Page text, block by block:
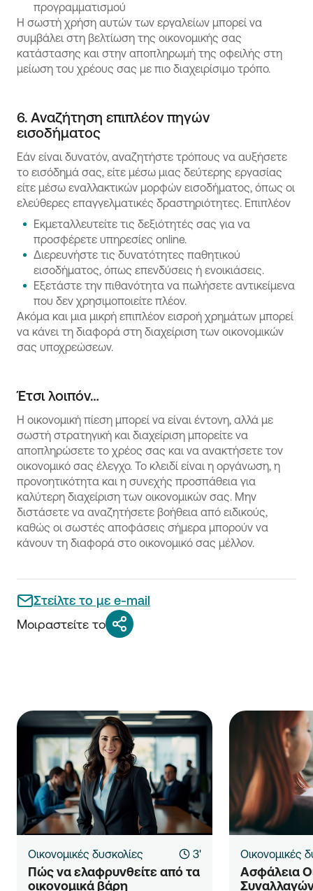
προγραμματισμού
Η σωστή χρήση αυτών των εργαλείων μπορεί να
συμβάλει στη βελτίωση της οικονομικής σας
κατάστασης και στην αποπληρωμή της οφειλής στη
μείωση του χρέους σας με πιο διαχειρίσιμο τρόπο.
6. Αναζήτηση επιπλέον πηγών
εισοδήματος
Εάν είναι δυνατόν, αναζητήστε τρόπους να αυξήσετε
το εισόδημά σας, είτε μέσω μιας δεύτερης εργασίας
είτε μέσω εναλλακτικών μορφών εισοδήματος, όπως οι
ελεύθερες επαγγελματικές δραστηριότητες. Επιπλέον
Εκμεταλλευτείτε τις δεξιότητές σας για να
προσφέρετε υπηρεσίες online.
Διερευνήστε τις δυνατότητες παθητικού
εισοδήματος, όπως επενδύσεις ή ενοικιάσεις.
Εξετάστε την πιθανότητα να πωλήσετε αντικείμενα
που δεν χρησιμοποιείτε πλέον.
Ακόμα και μια μικρή επιπλέον εισροή χρημάτων μπορεί
να κάνει τη διαφορά στη διαχείριση των οικονομικών
σας υποχρεώσεων.
Έτσι λοιπόν…
Η οικονομική πίεση μπορεί να είναι έντονη, αλλά με
σωστή στρατηγική και διαχείριση μπορείτε να
αποπληρώσετε το χρέος σας και να ανακτήσετε τον
οικονομικό σας έλεγχο. Το κλειδί είναι η οργάνωση, η
προνοητικότητα και η συνεχής προσπάθεια για
καλύτερη διαχείριση των οικονομικών σας. Μην
διστάσετε να αναζητήσετε βοήθεια από ειδικούς,
καθώς οι σωστές αποφάσεις σήμερα μπορούν να
κάνουν τη διαφορά στο οικονομικό σας μέλλον.
Στείλτε το με e-mail
Μοιραστείτε το
Οικονομικές δυσκολίες 3'
Πώς να ελαφρυνθείτε από τα
οικονομικά βάρη
Οικονομικές
Ασφάλεια